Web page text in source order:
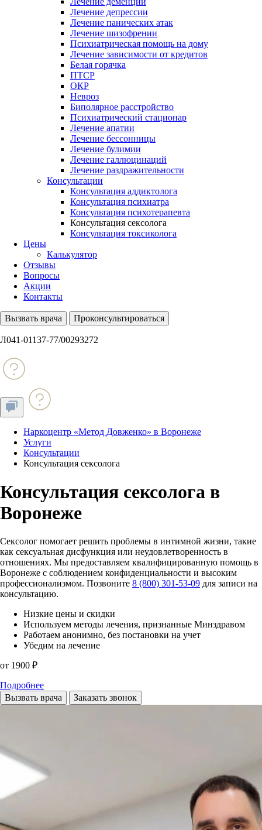
Лечение депрессии
Лечение панических атак
Лечение шизофрении
Психиатрическая помощь на дому
Лечение зависимости от кредитов
Белая горячка
ПТСР
ОКР
Невроз
Биполярное расстройство
Психиатрический стационар
Лечение апатии
Лечение бессонницы
Лечение булимии
Лечение галлюцинаций
Лечение раздражительности
Консультации
Консультация аддиктолога
Консультация психиатра
Консультация психотерапевта
Консультация сексолога
Консультация токсиколога
Цены
Калькулятор
Отзывы
Вопросы
Акции
Контакты
Вызвать врача Проконсультироваться
Л041-01137-77/00293272
Наркоцентр «Метод Довженко» в Воронеже
Услуги
Консультации
Консультация сексолога
Консультация сексолога в
Воронеже
Сексолог помогает решить проблемы в интимной жизни, такие
как сексуальная дисфункция или неудовлетворенность в
отношениях. Мы предоставляем квалифицированную помощь в
Воронеже с соблюдением конфиденциальности и высоким
профессионализмом. Позвоните 8 (800) 301-53-09 для записи на
консультацию.
Низкие цены и скидки
Используем методы лечения, признанные Минздравом
Работаем анонимно, без постановки на учет
Убедим на лечение
от 1900 ₽
Подробнее
Вызвать врача
Заказать звонок